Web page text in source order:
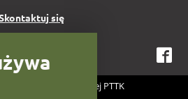
się
Krajoznawczej PTTK